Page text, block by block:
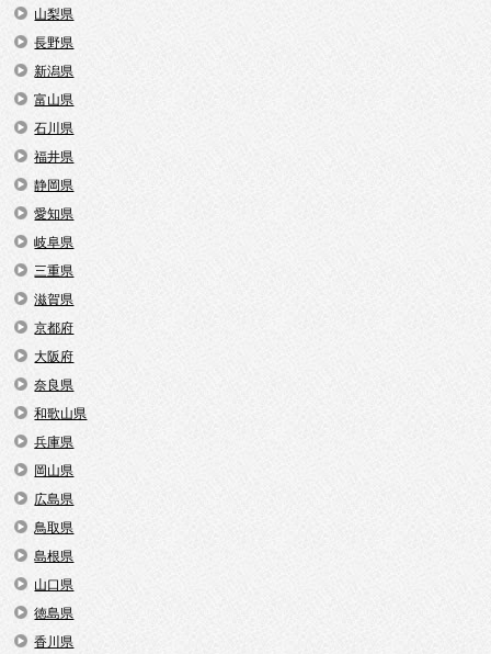
山梨県
長野県
新潟県
富山県
石川県
福井県
静岡県
愛知県
岐阜県
三重県
滋賀県
京都府
大阪府
奈良県
和歌山県
兵庫県
岡山県
広島県
鳥取県
島根県
山口県
徳島県
香川県